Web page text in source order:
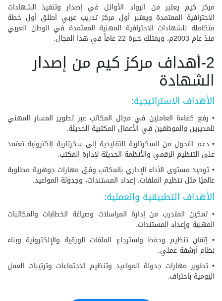
مركز كيم يعتبر من الرواد الأوائل في إصدار وتنفيذ الشهادات
الاحترافية المعتمدة ويعتبر أول مركز تدريب عربي أطلق أول خطة
متكاملة للشهادات الاحترافية المهنية المعتمدة في الوطن العربي
منذ عام 2003م، ويمتلك خبرة 22 عاماً في هذا المجال.
2-أهداف مركز كيم من إصدار
الشهادة
الأهداف الاستراتيجية:
• رفع كفاءة العاملين في مجال المكاتب عبر تطوير المسار المهني
للمديرين والموظفين في الأعمال المكتبية الحديثة.
• دعم التحول من السكرتارية التقليدية إلى سكرتارية إلكترونية تعتمد
على التنظيم الرقمي والأنظمة الحديثة لإدارة المكتب.
• توحيد مستوى الأداء الإداري بالمكاتب وفق مهارات جوهرية مطلوبة
عالميًا مثل تنظيم الملفات، إعداد المستندات، وجدولة المواعيد.
الأهداف التطبيقية والعملية:
• تمكين المتدرب من إدارة المراسلات وصياغة الخطابات والمكاتبات
المهنية وإعداد المستندات.
• إتقان تنظيم وحفظ واسترجاع الملفات الورقية والإلكترونية وبناء
نظام أرشفة عملي.
• تطوير مهارات جدولة المواعيد وتنظيم الاجتماعات وترتيبات العمل
اليومية باحتراف.